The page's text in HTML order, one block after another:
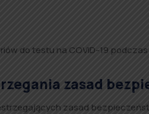
do testu na COVID-19
zasad
zasad